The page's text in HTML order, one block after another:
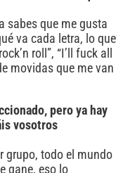
sabes que me gusta
va cada letra, lo que
roll”, “I’ll fuck all
movidas que me van
pero ya hay
vosotros
grupo, todo el mundo
gane, eso lo